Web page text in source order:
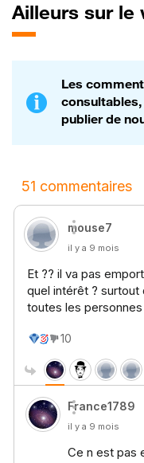
Ailleurs sur le
Les
publier de